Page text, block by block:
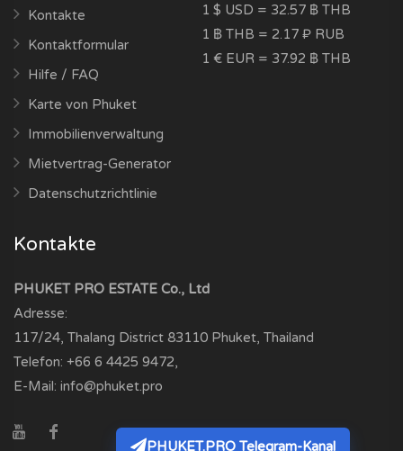
Kontakte
Kontaktformular
Hilfe / FAQ
Karte von Phuket
Immobilienverwaltung
Mietvertrag-Generator
Datenschutzrichtlinie
1 $ USD = 32.57 ฿ THB
1 ฿ THB = 2.17 ₽ RUB
1 € EUR = 37.92 ฿ THB
Kontakte
PHUKET PRO ESTATE Co., Ltd
Adresse:
117/24, Thalang District 83110 Phuket, Thailand
Telefon: +66 6 4425 9472
E-Mail: info@phuket.pro
PHUKET.PRO Telegram-Kanal